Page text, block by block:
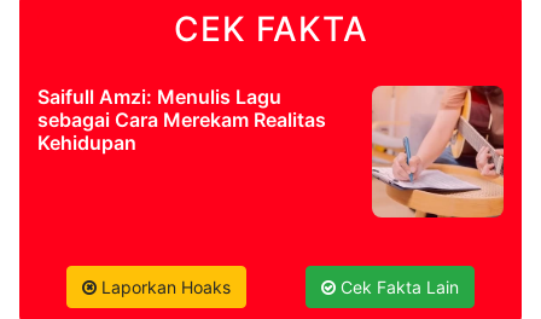
CEK FAKTA
Saifull Amzi: Menulis Lagu
sebagai Cara Merekam Realitas
Kehidupan
Laporkan Hoaks Cek Fakta Lain